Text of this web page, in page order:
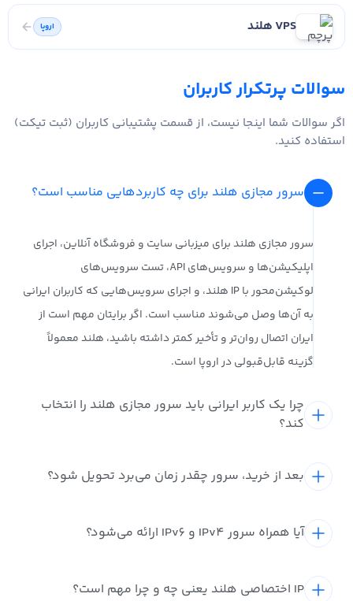
VPS هلند اروپا
سوالات پرتکرار کاربران
اگر سوالات شما اینجا نیست، از قسمت پشتیبانی کاربران (ثبت تیکت)
استفاده کنید.
سرور مجازی هلند برای چه کاربردهایی مناسب است؟
سرور مجازی هلند برای میزبانی سایت و فروشگاه آنلاین، اجرای
اپلیکیشن‌ها و سرویس‌های API، تست سرویس‌های
لوکیشن‌محور با IP هلند، و اجرای سرویس‌هایی که کاربران ایرانی
به آن‌ها وصل می‌شوند مناسب است. اگر برایتان مهم است از
ایران اتصال روان‌تر و تأخیر کمتر داشته باشید، هلند معمولاً
گزینه قابل‌قبولی در اروپا است.
چرا یک کاربر ایرانی باید سرور مجازی هلند را انتخاب
کند؟
بعد از خرید، سرور چقدر زمان می‌برد تحویل شود؟
آیا همراه سرور IPv4 و IPv6 ارائه می‌شود؟
IP اختصاصی هلند یعنی چه و چرا مهم است؟